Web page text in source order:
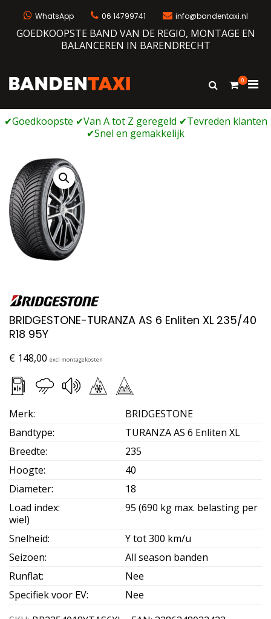
WhatsApp 06 14799741 info@bandentaxi.nl
GOEDKOOPSTE BAND VAN DE REGIO, MONTAGE EN
BALANCEREN IN BARENDRECHT
Bandengarage met eigen webshop
Toon
0
voor
BRIDGESTONE-TURANZA AS 6 Enliten XL 235/40
R18 95Y
€ 148,00 excl montagekosten
Merk:
BRIDGESTONE
Bandtype:
TURANZA AS 6 Enliten XL
Breedte:
235
Hoogte:
40
Diameter:
18
Load index:
95 (690 kg max. belasting per
wiel)
Snelheid:
Y tot 300 km/u
Seizoen:
All season banden
Runflat:
Nee
Specifiek voor EV:
Nee